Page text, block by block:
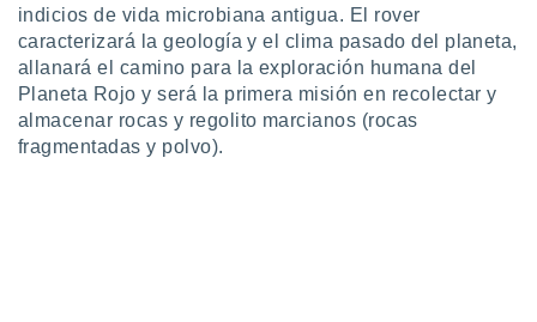
mediante
publicidad
publicidad
indicios de vida microbiana antigua. El rover
caracterizará la geología y el clima pasado del planeta,
allanará el camino para la exploración humana del
Planeta Rojo y será la primera misión en recolectar y
almacenar rocas y regolito marcianos (rocas
fragmentadas y polvo).